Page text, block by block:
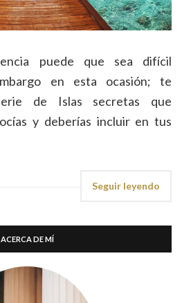
puede que sea difícil
en esta ocasión; te
de Islas secretas que
y deberías incluir en tus
Seguir leyendo
ACERCA DE MÍ